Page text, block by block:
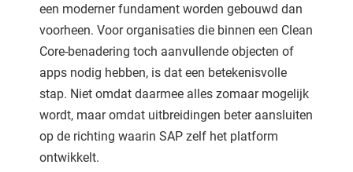
een moderner fundament worden gebouwd dan
voorheen. Voor organisaties die binnen een Clean
Core-benadering toch aanvullende objecten of
apps nodig hebben, is dat een betekenisvolle
stap. Niet omdat daarmee alles zomaar mogelijk
wordt, maar omdat uitbreidingen beter aansluiten
op de richting waarin SAP zelf het platform
ontwikkelt.